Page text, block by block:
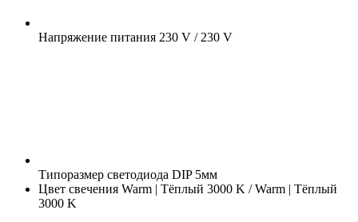
Напряжение питания 230 V / 230 V
Типоразмер светодиода DIP 5мм
Цвет свечения Warm | Тёплый 3000 K / Warm | Тёплый
3000 K